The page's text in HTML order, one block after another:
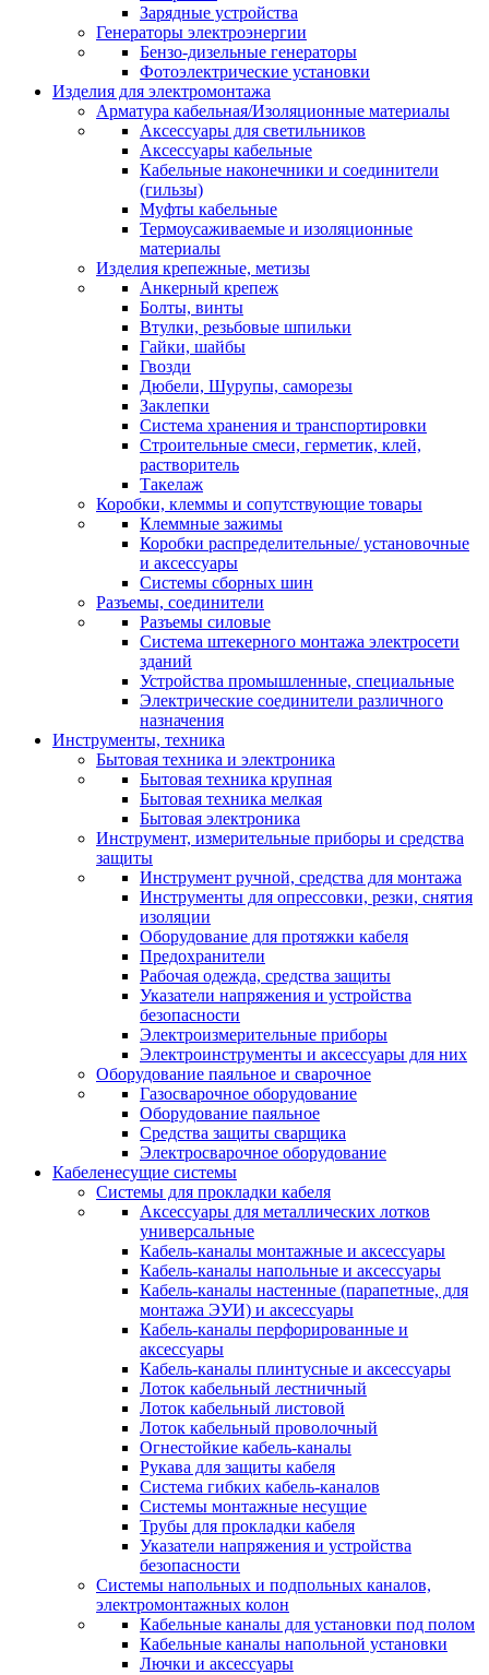
Зарядные устройства
Генераторы электроэнергии
Бензо-дизельные генераторы
Фотоэлектрические установки
Изделия для электромонтажа
Арматура кабельная/Изоляционные материалы
Аксессуары для светильников
Аксессуары кабельные
Кабельные наконечники и соединители
(гильзы)
Муфты кабельные
Термоусаживаемые и изоляционные
материалы
Изделия крепежные, метизы
Анкерный крепеж
Болты, винты
Втулки, резьбовые шпильки
Гайки, шайбы
Гвозди
Дюбели, Шурупы, саморезы
Заклепки
Система хранения и транспортировки
Строительные смеси, герметик, клей,
растворитель
Такелаж
Коробки, клеммы и сопутствующие товары
Клеммные зажимы
Коробки распределительные/ установочные
и аксессуары
Системы сборных шин
Разъемы, соединители
Разъемы силовые
Система штекерного монтажа электросети
зданий
Устройства промышленные, специальные
Электрические соединители различного
назначения
Инструменты, техника
Бытовая техника и электроника
Бытовая техника крупная
Бытовая техника мелкая
Бытовая электроника
Инструмент, измерительные приборы и средства
защиты
Инструмент ручной, средства для монтажа
Инструменты для опрессовки, резки, снятия
изоляции
Оборудование для протяжки кабеля
Предохранители
Рабочая одежда, средства защиты
Указатели напряжения и устройства
безопасности
Электроизмерительные приборы
Электроинструменты и аксессуары для них
Оборудование паяльное и сварочное
Газосварочное оборудование
Оборудование паяльное
Средства защиты сварщика
Электросварочное оборудование
Кабеленесущие системы
Системы для прокладки кабеля
Аксессуары для металлических лотков
универсальные
Кабель-каналы монтажные и аксессуары
Кабель-каналы напольные и аксессуары
Кабель-каналы настенные (парапетные, для
монтажа ЭУИ) и аксессуары
Кабель-каналы перфорированные и
аксессуары
Кабель-каналы плинтусные и аксессуары
Лоток кабельный лестничный
Лоток кабельный листовой
Лоток кабельный проволочный
Огнестойкие кабель-каналы
Рукава для защиты кабеля
Система гибких кабель-каналов
Системы монтажные несущие
Трубы для прокладки кабеля
Указатели напряжения и устройства
безопасности
Системы напольных и подпольных каналов,
электромонтажных колон
Кабельные каналы для установки под полом
Кабельные каналы напольной установки
Лючки и аксессуары